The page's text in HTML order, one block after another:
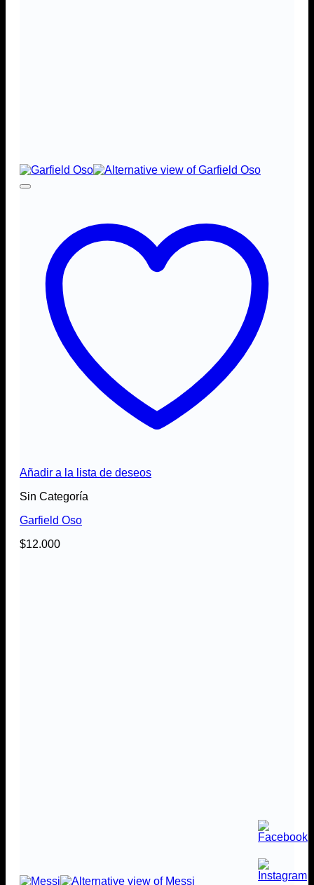
Añadir a la lista de deseos
Sin Categoría
Garfield Oso
$12.000